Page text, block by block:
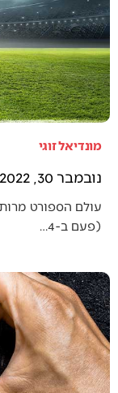
מונדיאל זוגי
נובמבר 30, 2022
עולם הספורט
(פעם ב-4…